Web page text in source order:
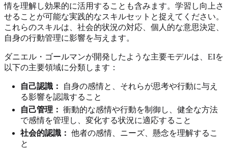
情を理解し効果的に活用することも含みます。学習し向上さ
せることが可能な実践的なスキルセットと捉えてください。
これらのスキルは、社会的状況の対応、個人的な意思決定、
自身の行動管理に影響を与えます。
ダニエル・ゴールマンが開発したような主要モデルは、EIを
以下の主要領域に分類します：
自己認識：
自身の感情と、それらが思考や行動に与え
る影響を認識すること
自己管理： 衝動的な感情や行動を制御し、健全な方法
で感情を管理し、変化する状況に適応すること
社会的認識： 他者の感情、ニーズ、懸念を理解するこ
と